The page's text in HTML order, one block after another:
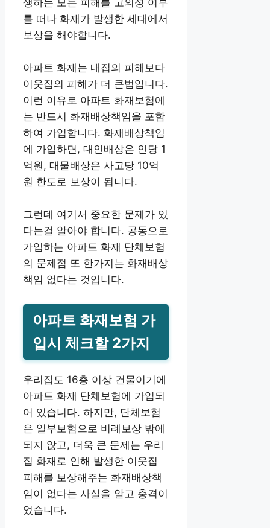
를 떠나 화재가 발생한 세대에서
보상을 해야합니다.
아파트 화재는 내집의 피해보다
이웃집의 피해가 더 큰법입니다.
이런 이유로 아파트 화재보험에
는 반드시 화재배상책임을 포함
하여 가입합니다. 화재배상책임
에 가입하면, 대인배상은 인당 1
억원, 대물배상은 사고당 10억
원 한도로 보상이 됩니다.
그런데 여기서 중요한 문제가 있
다는걸 알아야 합니다. 공동으로
가입하는 아파트 화재 단체보험
의 문제점 또 한가지는 화재배상
책임 없다는 것입니다.
아파트 화재보험 가
입시 체크할 2가지
우리집도 16층 이상 건물이기에
아파트 화재 단체보험에 가입되
어 있습니다. 하지만, 단체보험
은 일부보험으로 비례보상 밖에
되지 않고, 더욱 큰 문제는 우리
집 화재로 인해 발생한 이웃집
피해를 보상해주는 화재배상책
임이 없다는 사실을 알고 충격이
었습니다.